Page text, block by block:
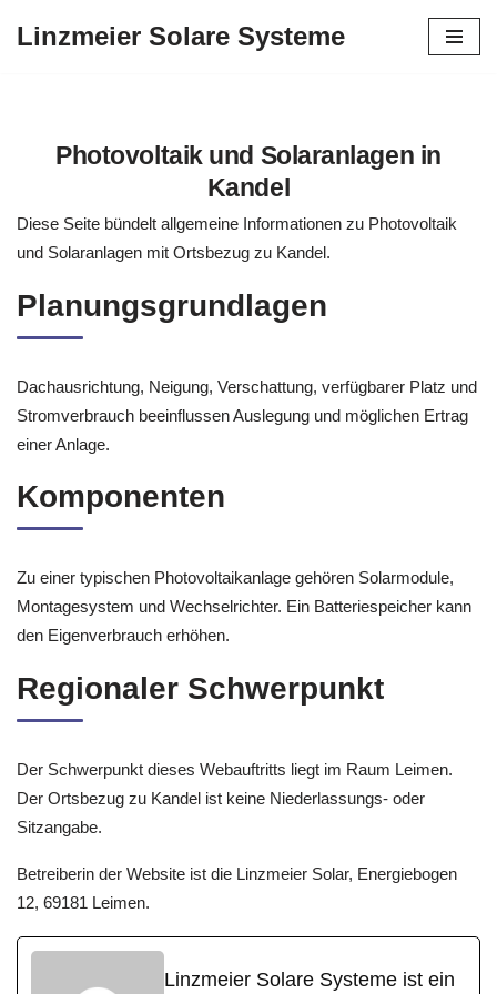
Linzmeier Solare Systeme
Photovoltaik und Solaranlagen in
Kandel
Diese Seite bündelt allgemeine Informationen zu Photovoltaik
und Solaranlagen mit Ortsbezug zu Kandel.
Planungsgrundlagen
Dachausrichtung, Neigung, Verschattung, verfügbarer Platz und
Stromverbrauch beeinflussen Auslegung und möglichen Ertrag
einer Anlage.
Komponenten
Zu einer typischen Photovoltaikanlage gehören Solarmodule,
Montagesystem und Wechselrichter. Ein Batteriespeicher kann
den Eigenverbrauch erhöhen.
Regionaler Schwerpunkt
Der Schwerpunkt dieses Webauftritts liegt im Raum Leimen.
Der Ortsbezug zu Kandel ist keine Niederlassungs- oder
Sitzangabe.
Betreiberin der Website ist die Linzmeier Solar, Energiebogen
12, 69181 Leimen.
Linzmeier Solare Systeme ist ein